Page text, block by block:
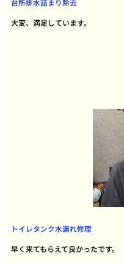
台所排水詰まり除去
大変、満足しています。
トイレタンク水漏れ修理
早く来てもらえて良かったです。